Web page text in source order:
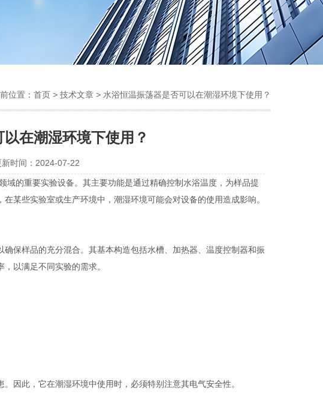
位置： 首页 > 技术文章 > 水浴恒温振荡器是否可以在潮湿环境下使用？
在潮湿环境下使用？
时间：2024-07-22
的重要实验设备。其主要功能是通过精确控制水浴温度，为样品提
某些实验室或生产环境中，潮湿环境可能会对设备的使用造成影响。
保样品的充分混合。其基本构造包括水槽、加热器、温度控制器和振
以满足不同实验的需求。
此，它在潮湿环境中使用时，必须特别注意其电气安全性。